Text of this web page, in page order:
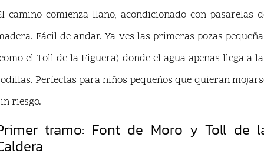
camino comienza llano, acondicionado con pasarelas
Fácil de andar. Ya ves las primeras pozas
el Toll de la Figuera) donde el agua apenas llega a
Perfectas para niños pequeños que quieran
riesgo.
tramo: Font de Moro y Toll de